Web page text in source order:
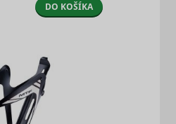
DO KOŠÍKA